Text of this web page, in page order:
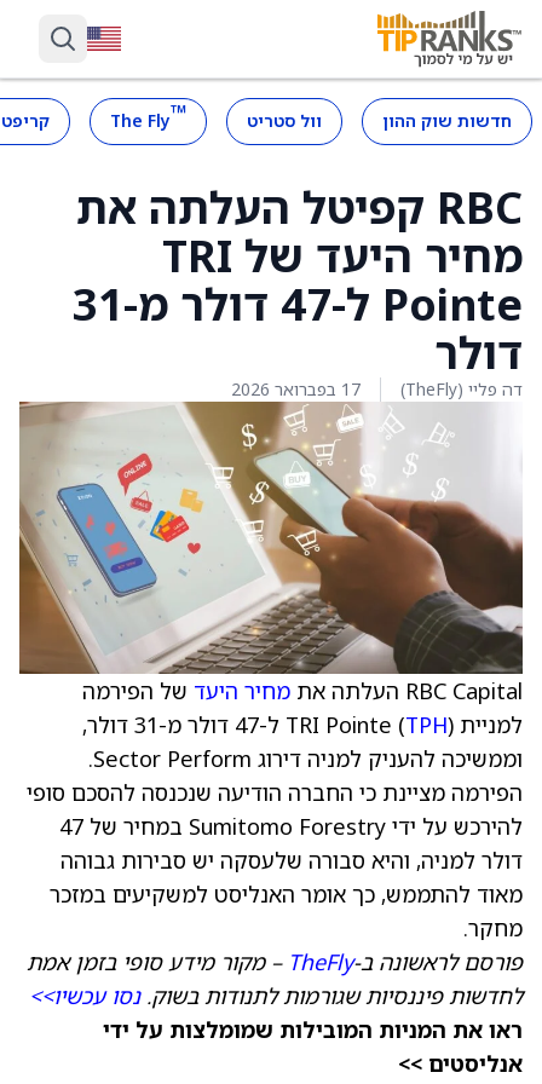
חדשות שוק ההון וול סטריט ™
The Fly
RBC קפיטל העלתה את
מחיר היעד של TRI
Pointe ל-47 דולר מ-31
דולר
דה פליי (TheFly) 17 בפברואר 2026
RBC Capital העלתה את מחיר היעד של הפירמה
למניית TRI Pointe ( TPH
) ל-47 דולר מ-31 דולר,
וממשיכה להעניק למניה דירוג Sector Perform.
הפירמה מציינת כי החברה הודיעה שנכנסה להסכם סופי
להירכש על ידי Sumitomo Forestry במחיר של 47
דולר למניה, והיא סבורה שלעסקה יש סבירות גבוהה
מאוד להתממש, כך אומר האנליסט למשקיעים במזכר
מחקר.
פורסם לראשונה ב-TheFly – מקור מידע סופי בזמן אמת
לחדשות פיננסיות שגורמות לתנודות בשוק.נסו עכשיו>>
ראו את המניות המובילות שמומלצות על ידי
אנליסטים >>